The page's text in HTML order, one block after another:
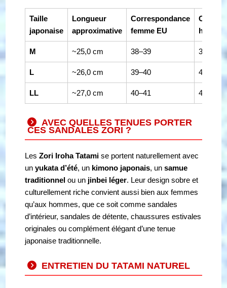
Taille
japonaise
Longueur
approximative
Correspondance
femme EU
homme
M ~25,0 cm 38–39 39–40
L ~26,0 cm 39–40 40–41
LL ~27,0 cm 40–41 41–42
AVEC QUELLES TENUES PORTER
CES SANDALES ZORI ?
LesZori Iroha Tatami se portent naturellement avec
unyukata d’été, un kimono japonais, unsamue
traditionnel ou un jinbei léger. Leur design sobre et
culturellement riche convient aussi bien aux femmes
qu’aux hommes, que ce soit comme sandales
d’intérieur, sandales de détente, chaussures estivales
originales ou complément élégant d’une tenue
japonaise traditionnelle.
ENTRETIEN DU TATAMI NATUREL